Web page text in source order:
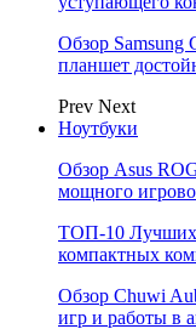
Обзор Samsung
планшет
Prev Next
Ноутбуки
Обзор Asus
мощного
ТОП-10 Лучших
компактных
Обзор Chuwi
игр и работы в